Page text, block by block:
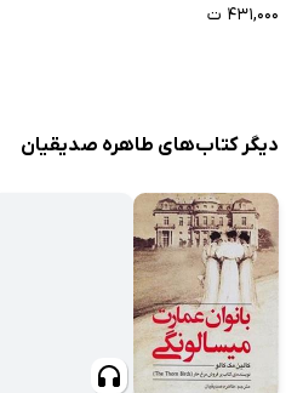
۴۳۱,۰۰۰ ت
دیگر کتاب‌های طاهره صدیقیان